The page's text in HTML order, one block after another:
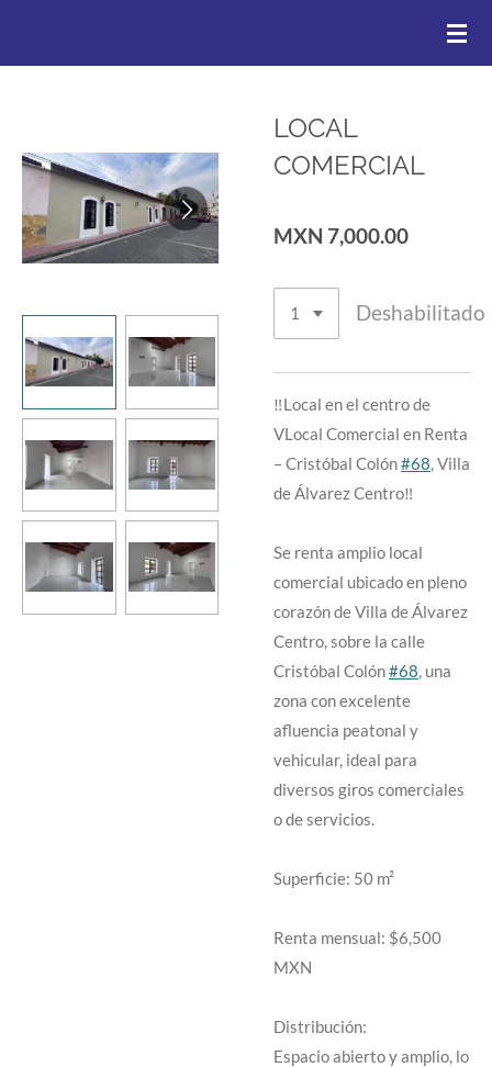
LOCAL
COMERCIAL
MXN 7,000.00
Deshabilitado
‼️Local en el centro de
VLocal Comercial en Renta
– Cristóbal Colón#68, Villa
de Álvarez Centro‼️
Se renta amplio local
comercial ubicado en pleno
corazón de Villa de Álvarez
Centro, sobre la calle
Cristóbal Colón#68, una
zona con excelente
afluencia peatonal y
vehicular, ideal para
diversos giros comerciales
o de servicios.
Superficie: 50 m²
Renta mensual: $6,500
MXN
Distribución:
Espacio abierto y amplio, lo